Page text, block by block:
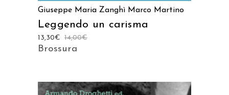
Giuseppe Maria Zanghì Marco Martino
Leggendo un carisma
14,00€
13,30€
Brossura